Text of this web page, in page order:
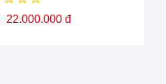
22.000.000 đ